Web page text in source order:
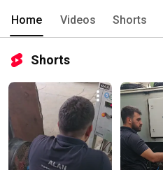
Home Videos Shorts
Shorts